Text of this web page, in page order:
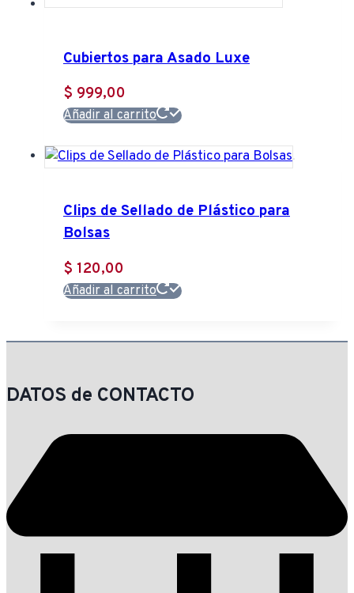
Cubiertos para Asado Luxe
$ 999,00
Añadir al carrito
Clips de Sellado de Plástico para
Bolsas
$ 120,00
Añadir al carrito
DATOS de CONTACTO